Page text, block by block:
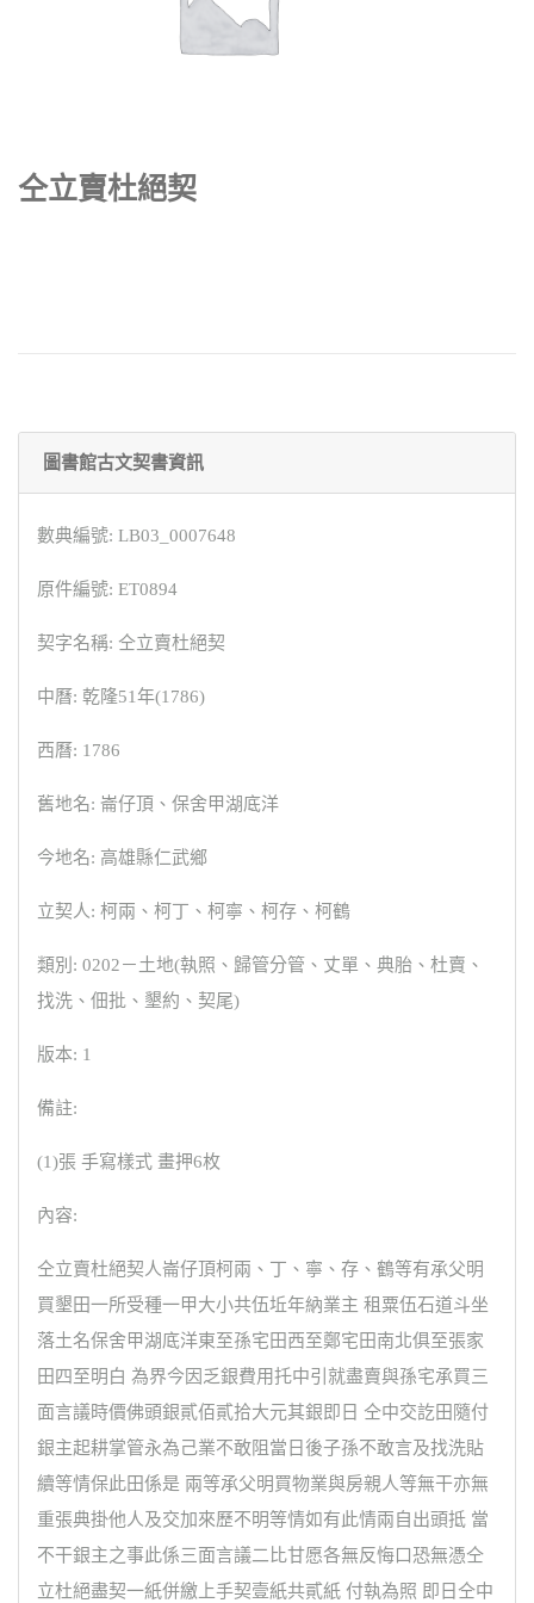
仝立賣杜絕契
圖書館古文契書資訊
數典編號: LB03_0007648
原件編號: ET0894
契字名稱: 仝立賣杜絕契
中曆: 乾隆51年(1786)
西曆: 1786
舊地名: 崙仔頂、保舍甲湖底洋
今地名: 高雄縣仁武鄉
立契人: 柯兩、柯丁、柯寧、柯存、柯鶴
類別: 0202－土地(執照、歸管分管、丈單、典胎、杜賣、
找洗、佃批、墾約、契尾)
版本: 1
備註:
(1)張 手寫樣式 畫押6枚
內容:
仝立賣杜絕契人崙仔頂柯兩、丁、寧、存、鶴等有承父明
買墾田一所受種一甲大小共伍坵年納業主 租粟伍石道斗坐
落土名保舍甲湖底洋東至孫宅田西至鄭宅田南北俱至張家
田四至明白 為界今因乏銀費用托中引就盡賣與孫宅承買三
面言議時價佛頭銀貳佰貳拾大元其銀即日 仝中交訖田隨付
銀主起耕掌管永為己業不敢阻當日後子孫不敢言及找洗貼
續等情保此田係是 兩等承父明買物業與房親人等無干亦無
重張典掛他人及交加來歷不明等情如有此情兩自出頭抵 當
不干銀主之事此係三面言議二比甘愿各無反悔口恐無憑仝
立杜絕盡契一紙併繳上手契壹紙共貳紙 付執為照 即日仝中